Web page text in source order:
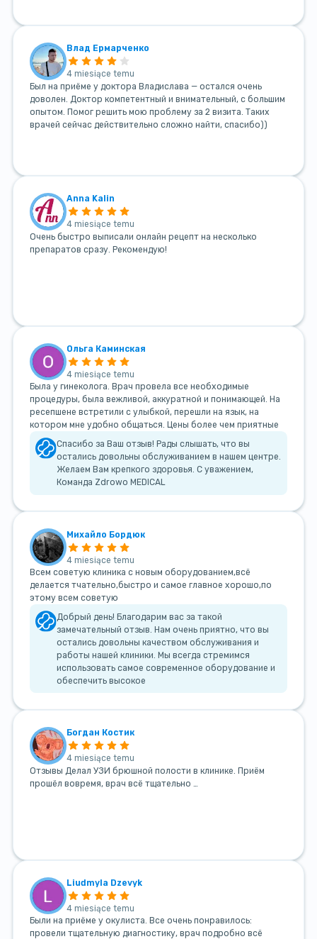
Влад Ермарченко
4 miesiące temu
Был на приёме у доктора Владислава — остался очень
доволен. Доктор компетентный и внимательный, с большим
опытом. Помог решить мою проблему за 2 визита. Таких
врачей сейчас действительно сложно найти, спасибо))
Anna Kalin
4 miesiące temu
Очень быстро выписали онлайн рецепт на несколько
препаратов сразу. Рекомендую!
Ольга Каминская
4 miesiące temu
Была у гинеколога. Врач провела все необходимые
процедуры, была вежливой, аккуратной и понимающей. На
ресепшене встретили с улыбкой, перешли на язык, на
котором мне удобно общаться. Цены более чем приятные
Спасибо за Ваш отзыв! Рады слышать, что вы
остались довольны обслуживанием в нашем центре.
Желаем Вам крепкого здоровья. С уважением,
Команда Zdrowo MEDICAL
Михайло Бордюк
4 miesiące temu
Всем советую клиника с новым оборудованием,всё
делается тчательно,быстро и самое главное хорошо,по
этому всем советую
Добрый день! Благодарим вас за такой
замечательный отзыв. Нам очень приятно, что вы
остались довольны качеством обслуживания и
работы нашей клиники. Мы всегда стремимся
использовать самое современное оборудование и
обеспечить высокое
Богдан Костик
4 miesiące temu
Отзывы Делал УЗИ брюшной полости в клинике. Приём
прошёл вовремя, врач всё тщательно …
Liudmyla Dzevyk
4 miesiące temu
Были на приёме у окулиста. Все очень понравилось:
провели тщательную диагностику, врач подробно всё